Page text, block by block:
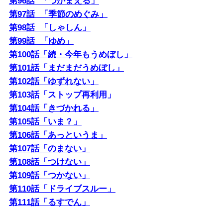
第97話 「季節のめぐみ」
第98話
「しゃしん」
第99話 「ゆめ」
第100話「続・今年もうめぼし」
第101話「まだまだうめぼし」
第102話「ゆずれない」
第103話「ストップ再利用」
第104話「きづかれる」
第105話「いま？」
第106話「あっというま」
第107話「のまない」
第108話「つけない」
第109話「つかない」
第110話「ドライブスルー」
第111話「るすでん」